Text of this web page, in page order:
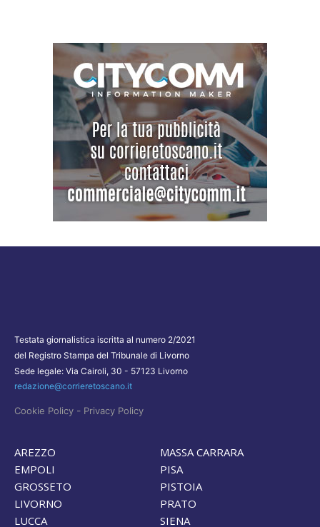
Testata giornalistica iscritta al numero 2/2021
del Registro Stampa del Tribunale di Livorno
Sede legale: Via Cairoli, 30 - 57123 Livorno
redazione@corrieretoscano.it
Cookie Policy - Privacy Policy
AREZZO
EMPOLI
GROSSETO
LIVORNO
LUCCA
MASSA CARRARA
PISA
PISTOIA
PRATO
SIENA